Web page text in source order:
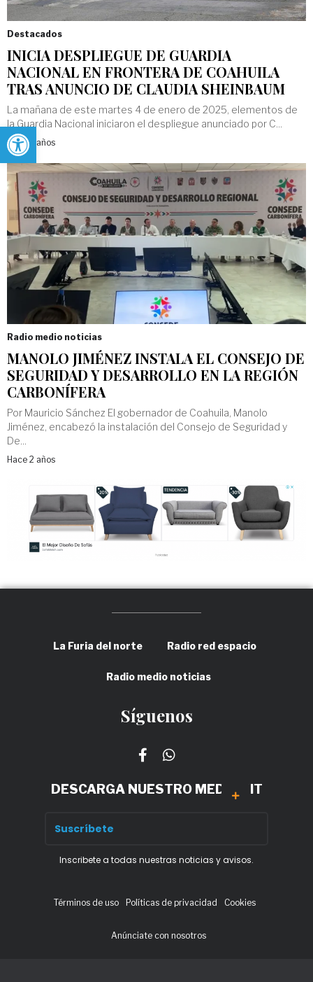
Abrir barra de herramientas
Destacados
INICIA DESPLIEGUE DE GUARDIA
NACIONAL EN FRONTERA DE COAHUILA
TRAS ANUNCIO DE CLAUDIA SHEINBAUM
La mañana de este martes 4 de enero de 2025, elementos de
la Guardia Nacional iniciaron el despliegue anunciado por C...
Hace 2 años
Radio medio noticias
MANOLO JIMÉNEZ INSTALA EL CONSEJO DE
SEGURIDAD Y DESARROLLO EN LA REGIÓN
CARBONÍFERA
Por Mauricio Sánchez El gobernador de Coahuila, Manolo
Jiménez, encabezó la instalación del Consejo de Seguridad y
De...
Hace 2 años
La Furia del norte Radio red espacio
Radio medio noticias
Síguenos
DESCARGA NUESTRO MEDIA KIT
Inscribete a todas nuestras noticias y avisos.
Términos de uso Políticas de privacidad Cookies
Anúnciate con nosotros